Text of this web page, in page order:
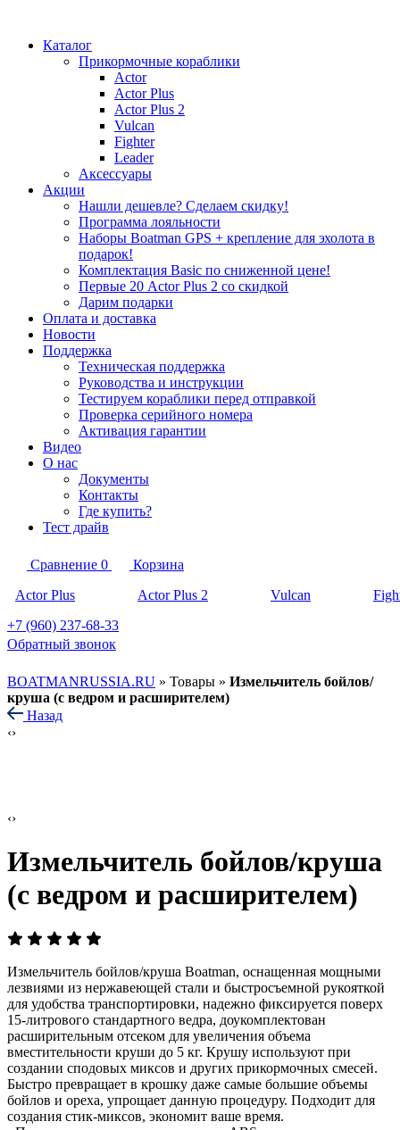
Каталог
Прикормочные кораблики
Actor
Actor Plus
Actor Plus 2
Vulcan
Fighter
Leader
Аксессуары
Акции
Нашли дешевле? Сделаем скидку!
Программа лояльности
Наборы Boatman GPS + крепление для эхолота в
подарок!
Комплектация Basic по сниженной цене!
Первые 20 Actor Plus 2 со скидкой
Дарим подарки
Оплата и доставка
Новости
Поддержка
Техническая поддержка
Руководства и инструкции
Тестируем кораблики перед отправкой
Проверка серийного номера
Активация гарантии
Видео
О нас
Документы
Контакты
Где купить?
Тест драйв
Сравнение 0
Корзина
Actor Plus
Actor Plus 2 Vulcan
+7 (960) 237-68-33
Обратный звонок
BOATMANRUSSIA.RU » Товары » Измельчитель бойлов/
круша (с ведром и расширителем)
Назад
‹›
‹›
Измельчитель бойлов/круша
(с ведром и расширителем)
Измельчитель бойлов/круша Boatman, оснащенная мощными
лезвиями из нержавеющей стали и быстросъемной рукояткой
для удобства транспортировки, надежно фиксируется поверх
15-литрового стандартного ведра, доукомплектован
расширительным отсеком для увеличения объема
вместительности круши до 5 кг. Крушу используют при
создании сподовых миксов и других прикормочных смесей.
Быстро превращает в крошку даже самые большие объемы
бойлов и ореха, упрощает данную процедуру. Подходит для
создания стик-миксов, экономит ваше время.